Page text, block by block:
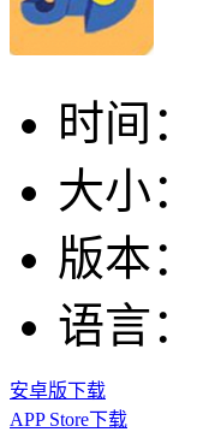
时间：
大小：
版本：
语言：
安卓版下载
APP Store下载